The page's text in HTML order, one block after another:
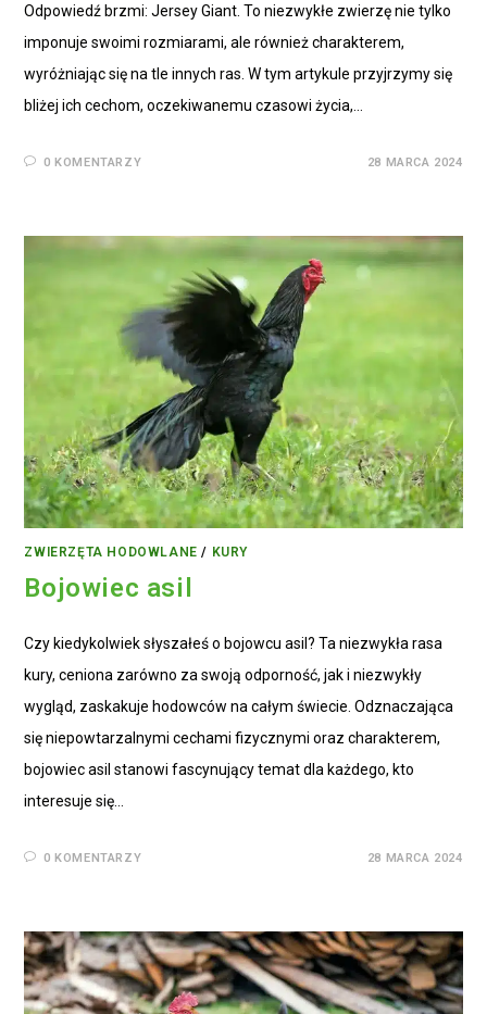
Odpowiedź brzmi: Jersey Giant. To niezwykłe zwierzę nie tylko
imponuje swoimi rozmiarami, ale również charakterem,
wyróżniając się na tle innych ras. W tym artykule przyjrzymy się
bliżej ich cechom, oczekiwanemu czasowi życia,…
0 KOMENTARZY 28 MARCA 2024
ZWIERZĘTA HODOWLANE / KURY
Bojowiec asil
Czy kiedykolwiek słyszałeś o bojowcu asil? Ta niezwykła rasa
kury, ceniona zarówno za swoją odporność, jak i niezwykły
wygląd, zaskakuje hodowców na całym świecie. Odznaczająca
się niepowtarzalnymi cechami fizycznymi oraz charakterem,
bojowiec asil stanowi fascynujący temat dla każdego, kto
interesuje się…
0 KOMENTARZY 28 MARCA 2024